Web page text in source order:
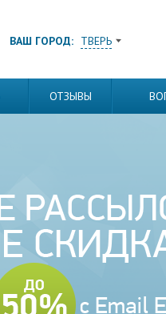
ВАШ ГОРОД: ТВЕРЬ
ОТЗЫВЫ